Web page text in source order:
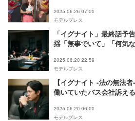
2025.06.26 07:00
モデルプレス
「イグナイト」最終話予
揺「無事でいて」「何気
2025.06.20 22:59
モデルプレス
【イグナイト -法の無法
働いていたバス会社訴える
2025.06.20 06:00
モデルプレス